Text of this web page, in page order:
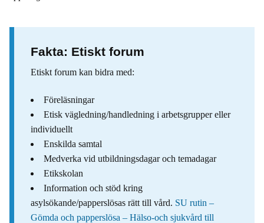
Fakta: Etiskt forum
Etiskt forum kan bidra med:
Föreläsningar
Etisk vägledning/handledning i arbetsgrupper eller
individuellt
Enskilda samtal
Medverka vid utbildningsdagar och temadagar
Etikskolan
Information och stöd kring
asylsökande/papperslösas rätt till vård. SU rutin –
Gömda och papperslösa – Hälso-och sjukvård till